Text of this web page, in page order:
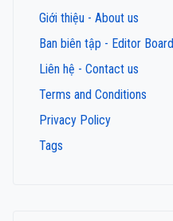
Giới thiệu - About us
Ban biên tập - Editor Board
Liên hệ - Contact us
Terms and Conditions
Privacy Policy
Tags